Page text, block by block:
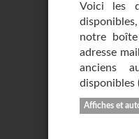
Voici les
notre
adresse
anciens
disponibles
Affiches et